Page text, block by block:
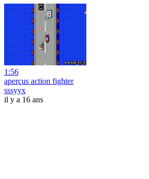
1:56
aperçus action fighter
sssyyx
il y a 16 ans